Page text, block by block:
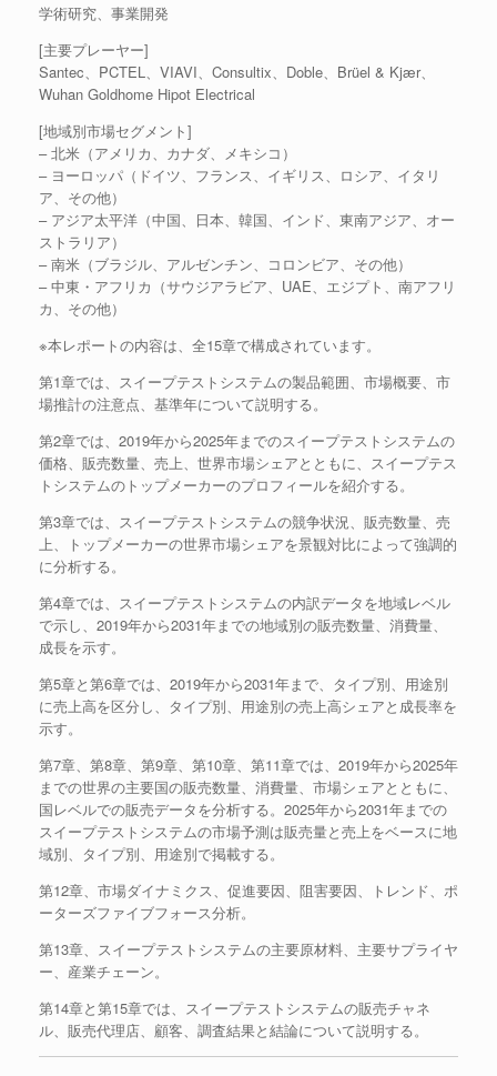
学術研究、事業開発
[主要プレーヤー]
Santec、PCTEL、VIAVI、Consultix、Doble、Brüel & Kjær、
Wuhan Goldhome Hipot Electrical
[地域別市場セグメント]
– 北米（アメリカ、カナダ、メキシコ）
– ヨーロッパ（ドイツ、フランス、イギリス、ロシア、イタリ
ア、その他）
– アジア太平洋（中国、日本、韓国、インド、東南アジア、オー
ストラリア）
– 南米（ブラジル、アルゼンチン、コロンビア、その他）
– 中東・アフリカ（サウジアラビア、UAE、エジプト、南アフリ
カ、その他）
※本レポートの内容は、全15章で構成されています。
第1章では、スイープテストシステムの製品範囲、市場概要、市
場推計の注意点、基準年について説明する。
第2章では、2019年から2025年までのスイープテストシステムの
価格、販売数量、売上、世界市場シェアとともに、スイープテス
トシステムのトップメーカーのプロフィールを紹介する。
第3章では、スイープテストシステムの競争状況、販売数量、売
上、トップメーカーの世界市場シェアを景観対比によって強調的
に分析する。
第4章では、スイープテストシステムの内訳データを地域レベル
で示し、2019年から2031年までの地域別の販売数量、消費量、
成長を示す。
第5章と第6章では、2019年から2031年まで、タイプ別、用途別
に売上高を区分し、タイプ別、用途別の売上高シェアと成長率を
示す。
第7章、第8章、第9章、第10章、第11章では、2019年から2025年
までの世界の主要国の販売数量、消費量、市場シェアとともに、
国レベルでの販売データを分析する。2025年から2031年までの
スイープテストシステムの市場予測は販売量と売上をベースに地
域別、タイプ別、用途別で掲載する。
第12章、市場ダイナミクス、促進要因、阻害要因、トレンド、ポ
ーターズファイブフォース分析。
第13章、スイープテストシステムの主要原材料、主要サプライヤ
ー、産業チェーン。
第14章と第15章では、スイープテストシステムの販売チャネ
ル、販売代理店、顧客、調査結果と結論について説明する。